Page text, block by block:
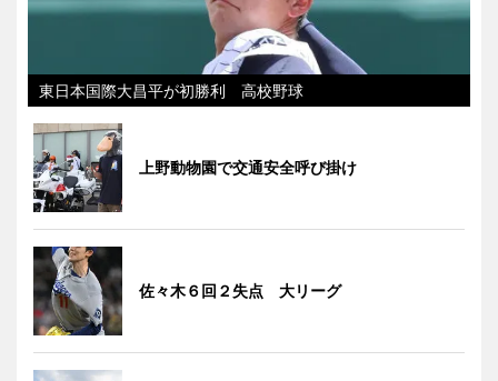
東日本国際大昌平が初勝利 高校野球
上野動物園で交通安全呼び掛け
佐々木６回２失点 大リーグ